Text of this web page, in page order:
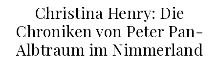
Christina Henry: Die
Chroniken von Peter Pan-
Albtraum im Nimmerland